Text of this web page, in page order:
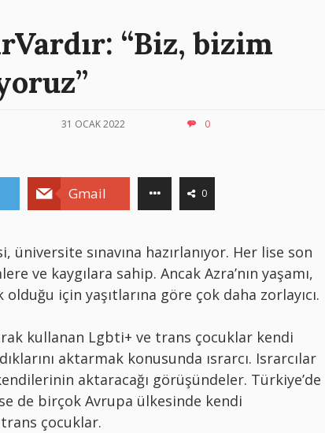
“Biz, bizim
31 OCAK 2022 0
Gmail 0
üniversite sınavına hazırlanıyor. Her lise son
ve kaygılara sahip. Ancak Azra’nın yaşamı,
için yaşıtlarına göre çok daha zorlayıcı.
kullanan Lgbti+ ve trans çocuklar kendi
aktarmak konusunda ısrarcı. Israrcılar
aktaracağı görüşündeler. Türkiye’de
de birçok Avrupa ülkesinde kendi
çocuklar.